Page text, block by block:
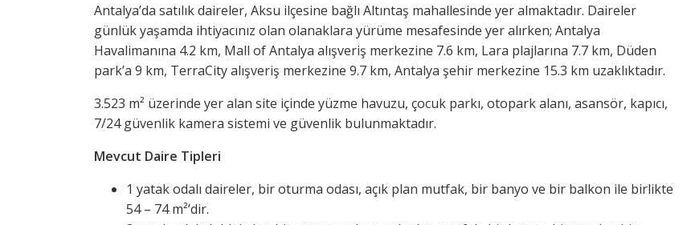
Antalya’da satılık daireler, Aksu ilçesine bağlı Altıntaş mahallesinde yer almaktadır. Daireler
günlük yaşamda ihtiyacınız olan olanaklara yürüme mesafesinde yer alırken; Antalya
Havalimanına 4.2 km, Mall of Antalya alışveriş merkezine 7.6 km, Lara plajlarına 7.7 km, Düden
park’a 9 km, TerraCity alışveriş merkezine 9.7 km, Antalya şehir merkezine 15.3 km uzaklıktadır.
3.523 m² üzerinde yer alan site içinde yüzme havuzu, çocuk parkı, otopark alanı, asansör, kapıcı,
7/24 güvenlik kamera sistemi ve güvenlik bulunmaktadır.
Mevcut Daire Tipleri
1 yatak odalı daireler, bir oturma odası, açık plan mutfak, bir banyo ve bir balkon ile birlikte
54 – 74 m²’dir.